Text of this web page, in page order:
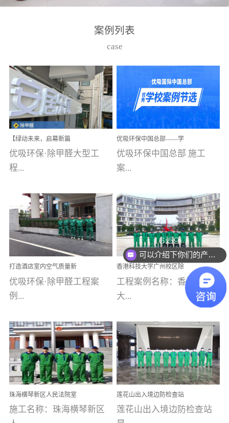
高技能的团队。汇聚了众
取得了多项产品技术专利
和多项国家版权局著作
权，获得高新技术企业称
号。生产优势自主生产自
给自足，优吸公司于2015
在广州番禺区成功建立产
品线生产基地，工厂拥有
自动化生产设备和成熟的
选择源头源材料、严控产
品质量，我们每一批的生
产产品都经过严格的质检
程序；生产车间为优吸总
部和全国分支机构生产光
触媒、净醛王、祛味剂等
优吸系列产品，保质保量
完成生产任务，确保全国
求。资质优势团队优势分
支优势优吸环保是一棵正
茁壮成长的树，只要我们
人人都爱护她、珍惜她、
她将越来越枝繁叶茂，终
将会成为一棵参天大树！
优吸环保截止2020年拥有
案例列表
case
【绿动未来，启幕新篇
章】优吸环保中标深圳安
居乐寓，超大型工装室内
空气治理项目顺利启航，
优吸环保·除甲醛大型工
程...
案例【深圳安居乐寓】室
内空气治理项目深圳安居
乐寓 深圳市安居乐寓
为深圳安居集团旗下城...
优吸环保中国总部——学
校施工案例(节选)
优吸环保中国总部 施工
案...
例(学校工装节选)广州南沙
小学(珠江湾校区)项目地
址：广州市南沙区海滨路
南沙珠江湾江门市蓬江区
禾...
打造酒店室内空气质量新
标杆——优吸环保·标杆之
作：东莞美豪雅致酒店室
内空气治理工程纪实
优吸环保·除甲醛工程案
例...
【东莞美豪雅致酒店】室
内空气治理项目东莞美豪
雅致酒店 东莞美豪雅
致酒店是为中高端人士...
香港科技大学广州校区除
甲醛项目圆满完成
工程案例名称：香港科技
大...
学广州校区室内空气治
理 工程案例地址：广
州南沙区·香港科技大学(广
州)校区 工程案...
珠海横琴新区人民法院室
内除甲醛空气治理项目
施工名称：珠海横琴新区
莲花山出入境边防检查站
室内除甲醛空气治理项目
莲花山出入境边防检查站
可以介绍下你们的产品么